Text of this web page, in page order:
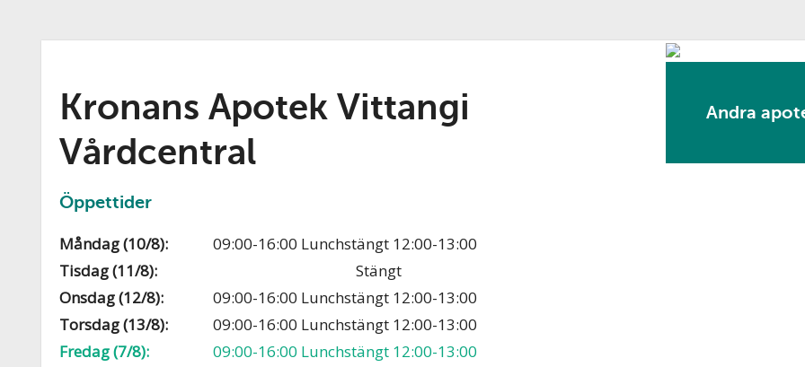
Kronans Apotek Vittangi
Vårdcentral
Öppettider
Måndag (10/8):
09:00-16:00 Lunchstängt 12:00-13:00
Tisdag (11/8):
Stängt
Onsdag (12/8):
09:00-16:00 Lunchstängt 12:00-13:00
Torsdag (13/8):
09:00-16:00 Lunchstängt 12:00-13:00
Fredag (7/8):
09:00-16:00 Lunchstängt 12:00-13:00
Andra